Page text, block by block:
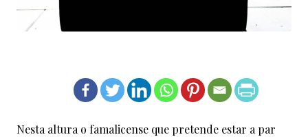
Nesta altura o famalicense que pretende estar a par